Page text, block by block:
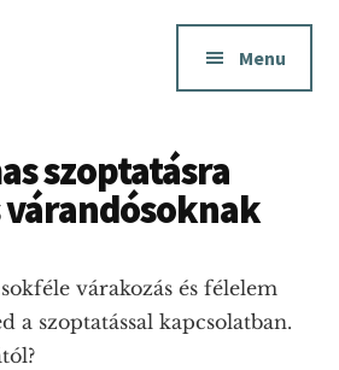
Menu
szoptatásra
várakozás és félelem
a szoptatással kapcsolatban.